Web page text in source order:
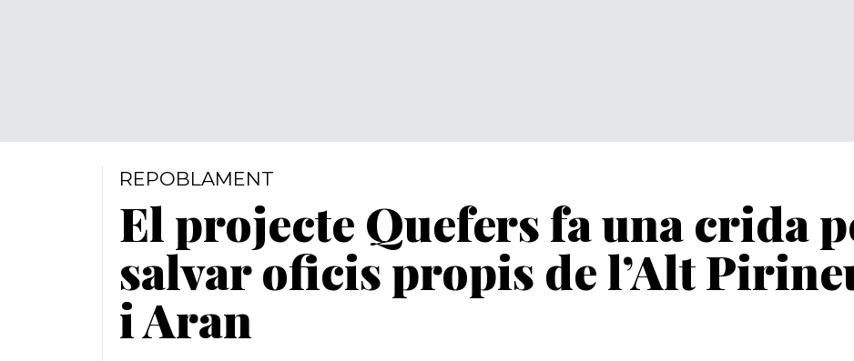
REPOBLAMENT
El projecte Quefers fa una crida
salvar oficis propis de l’Alt
i Aran